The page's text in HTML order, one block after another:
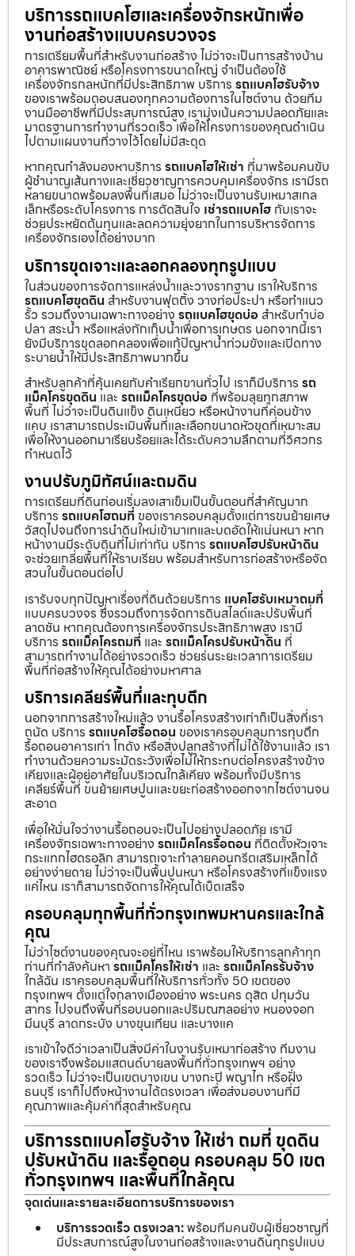
บริการรถแบคโฮและเครื่องจักรหนักเพื่อ
งานก่อสร้างแบบครบวงจร
การเตรียมพื้นที่สำหรับงานก่อสร้าง ไม่ว่าจะเป็นการสร้างบ้าน
อาคารพาณิชย์ หรือโครงการขนาดใหญ่ จำเป็นต้องใช้
เครื่องจักรกลหนักที่มีประสิทธิภาพ บริการ รถแบคโฮรับจ้าง
ของเราพร้อมตอบสนองทุกความต้องการในไซต์งาน ด้วยทีม
งานมืออาชีพที่มีประสบการณ์สูง เรามุ่งเน้นความปลอดภัยและ
มาตรฐานการทำงานที่รวดเร็ว เพื่อให้โครงการของคุณดำเนิน
ไปตามแผนงานที่วางไว้โดยไม่มีสะดุด
หากคุณกำลังมองหาบริการ รถแบคโฮให้เช่า ที่มาพร้อมคนขับ
ผู้ชำนาญเส้นทางและเชี่ยวชาญการควบคุมเครื่องจักร เรามีรถ
หลายขนาดพร้อมลงพื้นที่เสมอ ไม่ว่าจะเป็นงานรับเหมาสเกล
เล็กหรือระดับโครงการ การตัดสินใจ เช่ารถแบคโฮ กับเราจะ
ช่วยประหยัดต้นทุนและลดความยุ่งยากในการบริหารจัดการ
เครื่องจักรเองได้อย่างมาก
บริการขุดเจาะและลอกคลองทุกรูปแบบ
ในส่วนของการจัดการแหล่งน้ำและวางรากฐาน เราให้บริการ
รถแบคโฮขุดดิน สำหรับงานฟุตติ้ง วางท่อประปา หรือทำแนว
รั้ว รวมถึงงานเฉพาะทางอย่าง รถแบคโฮขุดบ่อ สำหรับทำบ่อ
ปลา สระน้ำ หรือแหล่งกักเก็บน้ำเพื่อการเกษตร นอกจากนี้เรา
ยังมีบริการขุดลอกคลองเพื่อแก้ปัญหาน้ำท่วมขังและเปิดทาง
ระบายน้ำให้มีประสิทธิภาพมากขึ้น
สำหรับลูกค้าที่คุ้นเคยกับคำเรียกขานทั่วไป เราก็มีบริการ รถ
แม็คโครขุดดิน และ รถแม็คโครขุดบ่อ ที่พร้อมลุยทุกสภาพ
พื้นที่ ไม่ว่าจะเป็นดินแข็ง ดินเหนียว หรือหน้างานที่ค่อนข้าง
แคบ เราสามารถประเมินพื้นที่และเลือกขนาดหัวขุดที่เหมาะสม
เพื่อให้งานออกมาเรียบร้อยและได้ระดับความลึกตามที่วิศวกร
กำหนดไว้
งานปรับภูมิทัศน์และถมดิน
การเตรียมที่ดินก่อนเริ่มลงเสาเข็มเป็นขั้นตอนที่สำคัญมาก
บริการ รถแบคโฮถมที่ ของเราครอบคลุมตั้งแต่การขนย้ายเศษ
วัสดุไปจนถึงการนำดินใหม่เข้ามาเทและบดอัดให้แน่นหนา หาก
หน้างานมีระดับดินที่ไม่เท่ากัน บริการ รถแบคโฮปรับหน้าดิน
จะช่วยเกลี่ยพื้นที่ให้ราบเรียบ พร้อมสำหรับการก่อสร้างหรือจัด
สวนในขั้นตอนต่อไป
เรารับจบทุกปัญหาเรื่องที่ดินด้วยบริการ แบคโฮรับเหมาถมที่
แบบครบวงจร ซึ่งรวมถึงการจัดการดินสไลด์และปรับพื้นที่
ลาดชัน หากคุณต้องการเครื่องจักรประสิทธิภาพสูง เรามี
บริการ รถแม็คโครถมที่ และ รถแม็คโครปรับหน้าดิน ที่
สามารถทำงานได้อย่างรวดเร็ว ช่วยร่นระยะเวลาการเตรียม
พื้นที่ก่อสร้างให้คุณได้อย่างมหาศาล
บริการเคลียร์พื้นที่และทุบตึก
นอกจากการสร้างใหม่แล้ว งานรื้อโครงสร้างเก่าก็เป็นสิ่งที่เรา
ถนัด บริการ รถแบคโฮรื้อถอน ของเราครอบคลุมการทุบตึก
รื้อถอนอาคารเก่า โกดัง หรือสิ่งปลูกสร้างที่ไม่ได้ใช้งานแล้ว เรา
ทำงานด้วยความระมัดระวังเพื่อไม่ให้กระทบต่อโครงสร้างข้าง
เคียงและผู้อยู่อาศัยในบริเวณใกล้เคียง พร้อมทั้งมีบริการ
เคลียร์พื้นที่ ขนย้ายเศษปูนและขยะก่อสร้างออกจากไซต์งานจน
สะอาด
เพื่อให้มั่นใจว่างานรื้อถอนจะเป็นไปอย่างปลอดภัย เรามี
เครื่องจักรเฉพาะทางอย่าง รถแม็คโครรื้อถอน ที่ติดตั้งหัวเจาะ
กระแทกไฮดรอลิก สามารถเจาะทำลายคอนกรีตเสริมเหล็กได้
อย่างง่ายดาย ไม่ว่าจะเป็นพื้นปูนหนา หรือโครงสร้างที่แข็งแรง
แค่ไหน เราก็สามารถจัดการให้คุณได้เบ็ดเสร็จ
ครอบคลุมทุกพื้นที่ทั่วกรุงเทพมหานครและใกล้
คุณ
ไม่ว่าไซต์งานของคุณจะอยู่ที่ไหน เราพร้อมให้บริการลูกค้าทุก
ท่านที่กำลังค้นหา รถแม็คโครให้เช่า และ รถแม็คโครรับจ้าง
ใกล้ฉัน เราครอบคลุมพื้นที่ให้บริการทั่วทั้ง 50 เขตของ
กรุงเทพฯ ตั้งแต่ใจกลางเมืองอย่าง พระนคร ดุสิต ปทุมวัน
สาทร ไปจนถึงพื้นที่รอบนอกและปริมณฑลอย่าง หนองจอก
มีนบุรี ลาดกระบัง บางขุนเทียน และบางแค
เราเข้าใจดีว่าเวลาเป็นสิ่งมีค่าในงานรับเหมาก่อสร้าง ทีมงาน
ของเราจึงพร้อมแสตนด์บายลงพื้นที่ทั่วกรุงเทพฯ อย่าง
รวดเร็ว ไม่ว่าจะเป็นเขตบางเขน บางกะปิ พญาไท หรือฝั่ง
ธนบุรี เราก็ไปถึงหน้างานได้ตรงเวลา เพื่อส่งมอบงานที่มี
คุณภาพและคุ้มค่าที่สุดสำหรับคุณ
บริการรถแบคโฮรับจ้าง ให้เช่า ถมที่ ขุดดิน
ปรับหน้าดิน และรื้อถอน ครอบคลุม 50 เขต
ทั่วกรุงเทพฯ และพื้นที่ใกล้คุณ
จุดเด่นและรายละเอียดการบริการของเรา
บริการรวดเร็ว ตรงเวลา:พร้อมทีมคนขับผู้เชี่ยวชาญที่
มีประสบการณ์สูงในงานก่อสร้างและงานดินทุกรูปแบบ